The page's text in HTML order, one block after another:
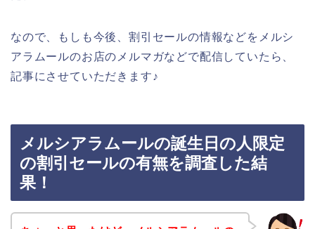
なので、もしも今後、割引セールの情報などをメルシ
アラムールのお店のメルマガなどで配信していたら、
記事にさせていただきます♪
メルシアラムールの誕生日の人限定
の割引セールの有無を調査した結
果！